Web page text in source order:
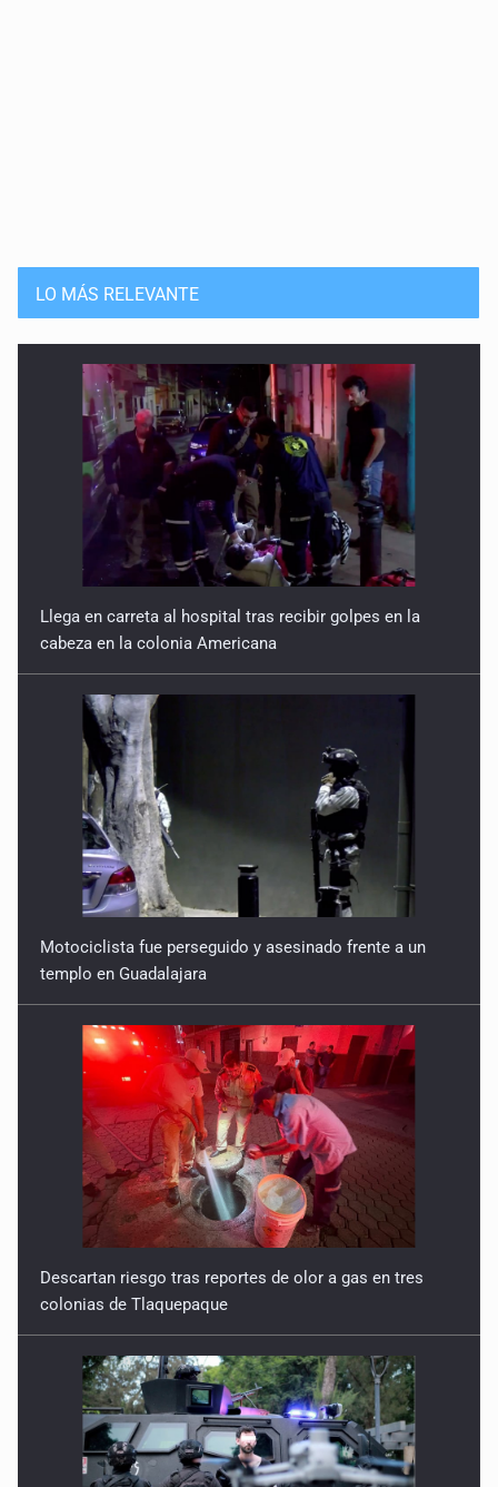
LO MÁS RELEVANTE
Llega en carreta al hospital tras recibir golpes en la
cabeza en la colonia Americana
Motociclista fue perseguido y asesinado frente a un
templo en Guadalajara
Descartan riesgo tras reportes de olor a gas en tres
colonias de Tlaquepaque